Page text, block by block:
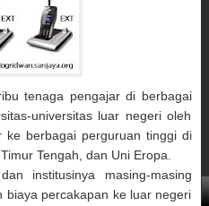
tenaga pengajar di berbagai
universitas luar negeri oleh
ke berbagai perguruan tinggi di
Tengah, dan Uni Eropa.
institusinya masing-masing
biaya percakapan ke luar negeri